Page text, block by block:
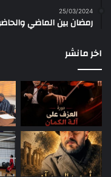
25/03/2024
رمضان بين الماضي
اخر مانشر